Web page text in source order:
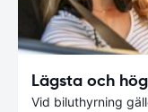
Lägsta och
Vid biluthyrning